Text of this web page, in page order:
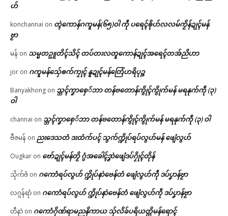
ဟ်
konchannai on တ္ၚဲကောန်ဂကူမန်(၆၅)ဝါ ကဵု ပရေၚ်ၜိုဟ်လလမ်ကၟိန်ဍုၚ်မန်
ဗၟာ
မန် on သမ္မတဥူတိၚ်သိၚ် တပ်တးလတူကောန်ဍုၚ်အရေၚ်တအ်ညိဟာ
jor on ဂကူမန်​သှ်ေၜက်ကၠုၚ် နူဍုၚ်မန်တြေံဟရိပုဉ္ဇ
Banyakhong on သ္ဘၚ်ကၞာစှေ်ဘာ တန်ဗတောန်ကွိုၚ်ကွိုက်မန် မရနုက်ကဵု (၃)
ဝါ
channai on သ္ဘၚ်ကၞာစှေ်ဘာ တန်ဗတောန်ကွိုၚ်ကွိုက်မန် မရနုက်ကဵု (၃) ဝါ
ဗီဇမန် on ညးဒေသတံ ဒးထံက်ပၚ် သွက်က္ဍိုပ်ရပ်လွဟ်မန် ဖျေံလွဟ်
Ougkar on ဗော်ဍုၚ်မန်တၟိ ဂွံအခေါၚ်ဒၞာဲဖျေံဒပ်ဂၠိုၚ်တိုန်
သိုက်ဇံ on ဂကောံရပ်လွဟ် က္ဍိုပ်နာဲဗေန်တံ ဖျေံလွဟ်ကဵု ဒပ်ပၞာန်ဗၟာ
လဂ္ဂန်ရာံ on ဂကောံရပ်လွဟ် က္ဍိုပ်နာဲဗေန်တံ ဖျေံလွဟ်ကဵု ဒပ်ပၞာန်ဗၟာ
တီနာဲ on ဂကောံဂိုဏ်ရာမညနိကာယ သှ်လိခ်ပရိယတ္တိမန်ရောၚ်